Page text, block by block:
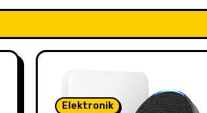
Elektronik